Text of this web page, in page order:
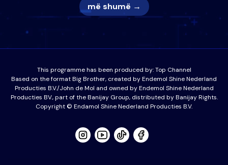
më shumë →
This programme has been produced by:Top Channel
Based on the format Big Brother, created by Endemol Shine Nederland
Producties B.V./John de Mol and owned by Endemol Shine Nederland
Producties BV., part of the Banijay Group, distributed by Banijay Rights.
Copyright © Endamol Shine Nederland Producties B.V.